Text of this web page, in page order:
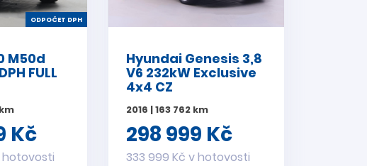
ODPOČET DPH
M50d
FULL
Kč
hotovosti
Hyundai Genesis 3,8
V6 232kW Exclusive
4x4 CZ
2016 | 163 762 km
298 999 Kč
333 999 Kč v hotovosti